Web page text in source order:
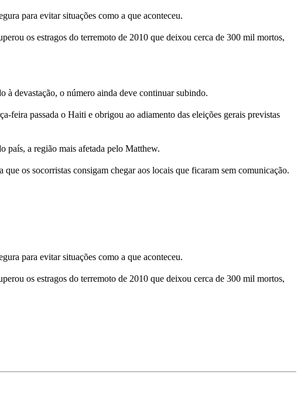
para evitar situações como a que aconteceu.
os estragos do terremoto de 2010 que deixou cerca de 300 mil mortos,
à devastação, o número ainda deve continuar subindo.
feira passada o Haiti e obrigou ao adiamento das eleições gerais previstas
país, a região mais afetada pelo Matthew.
os socorristas consigam chegar aos locais que ficaram sem comunicação.
para evitar situações como a que aconteceu.
os estragos do terremoto de 2010 que deixou cerca de 300 mil mortos,